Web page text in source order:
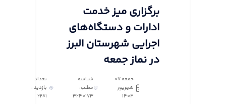
برگزاری میز خدمت
ادارات و دستگاه‌های
اجرایی شهرستان البرز
در نماز جمعه
جمعه 07
شهریور
1404
شناسه
مطلب:
3240173
تعداد
بازدید :
2281